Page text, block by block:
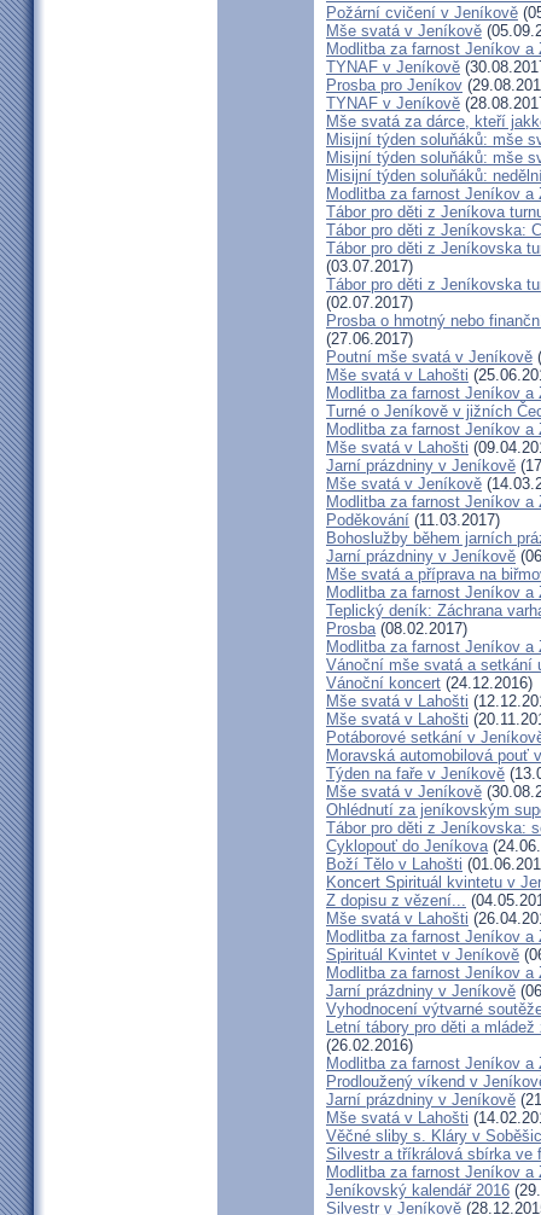
Požární cvičení v Jeníkově
Mše svatá v Jeníkově
Modlitba za farnost Jeníkov a
TYNAF v Jeníkově
Prosba pro Jeníkov
TYNAF v Jeníkově
Mše svatá za dárce, kteří
Misijní týden soluňáků: mše
Misijní týden soluňáků: mše
Misijní týden soluňáků:
Modlitba za farnost Jeníkov a
Tábor pro děti z Jeníkova
Tábor pro děti z Jeníkovska:
Tábor pro děti z Jeníkovska
(03.07.2017)
Tábor pro děti z Jeníkovska
(02.07.2017)
Prosba o hmotný nebo
(27.06.2017)
Poutní mše svatá v Jeníkově
Mše svatá v Lahošti
Modlitba za farnost Jeníkov a
Turné o Jeníkově v jižních
Modlitba za farnost Jeníkov a
Mše svatá v Lahošti
Jarní prázdniny v Jeníkově
Mše svatá v Jeníkově
Modlitba za farnost Jeníkov a
Poděkování (11.03.2017)
Bohoslužby během jarních
Jarní prázdniny v Jeníkově
Mše svatá a příprava na
Modlitba za farnost Jeníkov
Teplický deník: Záchrana
Prosba (08.02.2017)
Modlitba za farnost Jeníkov a
Vánoční mše svatá a setkání
Vánoční koncert (24.12.2016)
Mše svatá v Lahošti
Mše svatá v Lahošti
Potáborové setkání v
Moravská automobilová pouť
Týden na faře v Jeníkově
Mše svatá v Jeníkově
Ohlédnutí za jeníkovským
Tábor pro děti z Jeníkovska:
Cyklopouť do Jeníkova
Boží Tělo v Lahošti
Koncert Spirituál kvintetu v
Z dopisu z vězení...
Mše svatá v Lahošti
Modlitba za farnost Jeníkov a
Spirituál Kvintet v Jeníkově
Modlitba za farnost Jeníkov a
Jarní prázdniny v Jeníkově
Vyhodnocení výtvarné
Letní tábory pro děti a
(26.02.2016)
Modlitba za farnost Jeníkov a
Prodloužený víkend v
Jarní prázdniny v Jeníkově
Mše svatá v Lahošti
Věčné sliby s. Kláry v
Silvestr a tříkrálová sbírka ve
Modlitba za farnost Jeníkov a
Jeníkovský kalendář 2016
Silvestr v Jeníkově